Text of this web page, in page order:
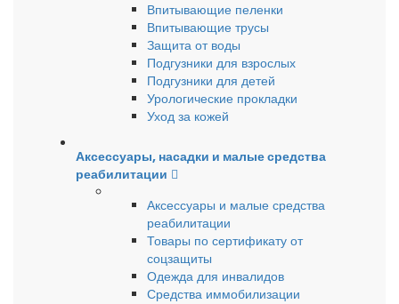
Впитывающие пеленки
Впитывающие трусы
Защита от воды
Подгузники для взрослых
Подгузники для детей
Урологические прокладки
Уход за кожей
Аксессуары, насадки и малые средства
реабилитации
Аксессуары и малые средства
реабилитации
Товары по сертификату от
соцзащиты
Одежда для инвалидов
Средства иммобилизации